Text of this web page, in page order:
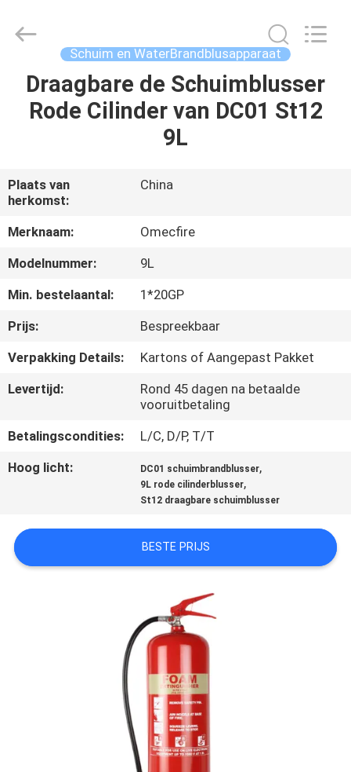
HUIS
VIDEOS
ONGEVEER
ONS
KWALITEITSCONTROLE
CONTACTEER
ONS
VERZOEK
OM EEN
PRIVACYBELEID
Reserved.
Schuim en WaterBrandblusapparaat
Draagbare de Schuimblusser
Rode Cilinder van DC01 St12
9L
Plaats van
herkomst:
China
Merknaam:
Omecfire
Modelnummer:
9L
Min. bestelaantal:
1*20GP
Prijs:
Bespreekbaar
Verpakking Details:
Kartons of Aangepast Pakket
Levertijd:
Rond 45 dagen na betaalde
vooruitbetaling
Betalingscondities:
L/C, D/P, T/T
Hoog licht:
DC01 schuimbrandblusser,
9L rode cilinderblusser,
St12 draagbare schuimblusser
BESTE PRIJS